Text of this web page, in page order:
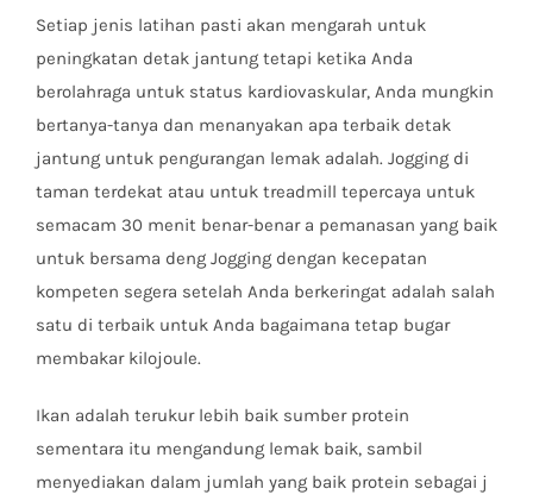
Setiap jenis latihan pasti akan mengarah untuk
peningkatan detak jantung tetapi ketika Anda
berolahraga untuk status kardiovaskular, Anda mungkin
bertanya-tanya dan menanyakan apa terbaik detak
jantung untuk pengurangan lemak adalah. Jogging di
taman terdekat atau untuk treadmill tepercaya untuk
semacam 30 menit benar-benar a pemanasan yang baik
untuk bersama deng Jogging dengan kecepatan
kompeten segera setelah Anda berkeringat adalah salah
satu di terbaik untuk Anda bagaimana tetap bugar
membakar kilojoule.
Ikan adalah terukur lebih baik sumber protein
sementara itu mengandung lemak baik, sambil
menyediakan dalam jumlah yang baik protein sebagai j